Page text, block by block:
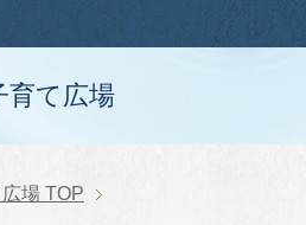
育て広場
場 TOP